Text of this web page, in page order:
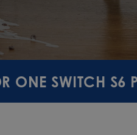
SWITCH S6